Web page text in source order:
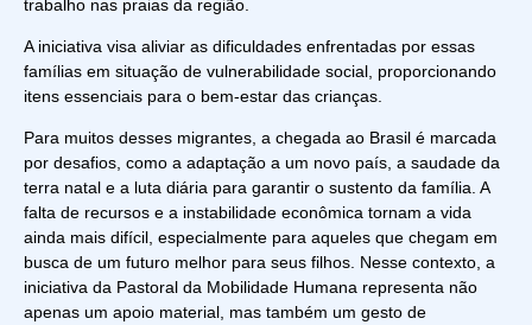
trabalho nas praias da região.
A iniciativa visa aliviar as dificuldades enfrentadas por essas
famílias em situação de vulnerabilidade social, proporcionando
itens essenciais para o bem-estar das crianças.
Para muitos desses migrantes, a chegada ao Brasil é marcada
por desafios, como a adaptação a um novo país, a saudade da
terra natal e a luta diária para garantir o sustento da família. A
falta de recursos e a instabilidade econômica tornam a vida
ainda mais difícil, especialmente para aqueles que chegam em
busca de um futuro melhor para seus filhos. Nesse contexto, a
iniciativa da Pastoral da Mobilidade Humana representa não
apenas um apoio material, mas também um gesto de